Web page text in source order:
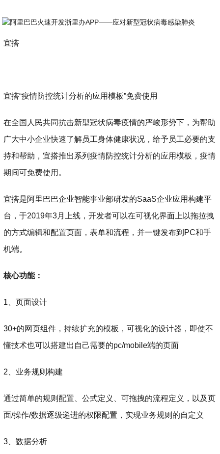
宜搭
宜搭“疫情防控统计分析的应用模板”免费使用
在全国人民共同抗击新型冠状病毒疫情的严峻形势下，为帮助
广大中小企业快速了解员工身体健康状况，给予员工必要的支
持和帮助，宜搭推出系列疫情防控统计分析的应用模板，疫情
期间可免费使用。
宜搭是阿里巴巴企业智能事业部研发的SaaS企业应用构建平
台，于2019年3月上线，开发者可以在可视化界面上以拖拉拽
的方式编辑和配置页面，表单和流程，并一键发布到PC和手
机端。
核心功能：
1、页面设计
30+的网页组件，持续扩充的模板，可视化的设计器，即使不
懂技术也可以搭建出自己需要的pc/mobile端的页面
2、业务规则构建
通过简单的规则配置、公式定义、可拖拽的流程定义，以及页
面/操作/数据逐级递进的权限配置，实现业务规则的自定义
3、数据分析